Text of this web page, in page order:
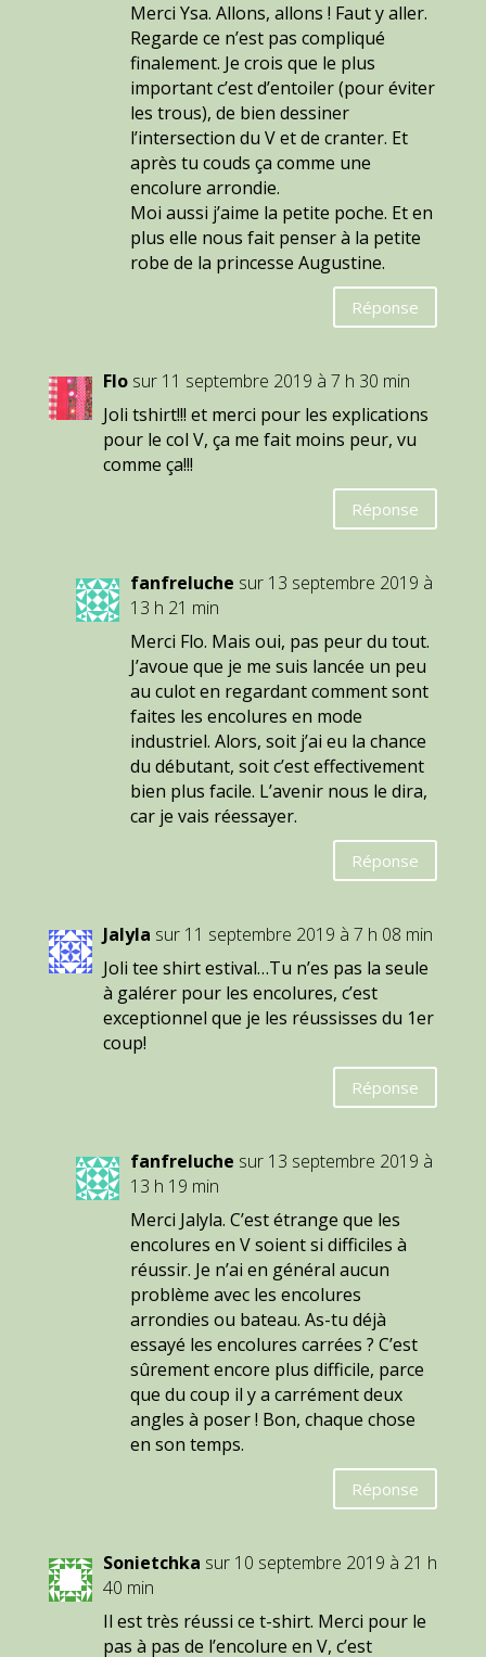
Merci Ysa. Allons, allons ! Faut y aller.
Regarde ce n’est pas compliqué
finalement. Je crois que le plus
important c’est d’entoiler (pour éviter
les trous), de bien dessiner
l’intersection du V et de cranter. Et
après tu couds ça comme une
encolure arrondie.
Moi aussi j’aime la petite poche. Et en
plus elle nous fait penser à la petite
robe de la princesse Augustine.
Réponse
Flo sur 11 septembre 2019 à 7 h 30 min
Joli tshirt!!! et merci pour les explications
pour le col V, ça me fait moins peur, vu
comme ça!!!
Réponse
fanfreluche sur 13 septembre 2019 à
13 h 21 min
Merci Flo. Mais oui, pas peur du tout.
J’avoue que je me suis lancée un peu
au culot en regardant comment sont
faites les encolures en mode
industriel. Alors, soit j’ai eu la chance
du débutant, soit c’est effectivement
bien plus facile. L’avenir nous le dira,
car je vais réessayer.
Réponse
Jalyla sur 11 septembre 2019 à 7 h 08 min
Joli tee shirt estival…Tu n’es pas la seule
à galérer pour les encolures, c’est
exceptionnel que je les réussisses du 1er
coup!
Réponse
fanfreluche sur 13 septembre 2019 à
13 h 19 min
Merci Jalyla. C’est étrange que les
encolures en V soient si difficiles à
réussir. Je n’ai en général aucun
problème avec les encolures
arrondies ou bateau. As-tu déjà
essayé les encolures carrées ? C’est
sûrement encore plus difficile, parce
que du coup il y a carrément deux
angles à poser ! Bon, chaque chose
en son temps.
Réponse
Sonietchka sur 10 septembre 2019 à 21 h
40 min
Il est très réussi ce t-shirt. Merci pour le
pas à pas de l’encolure en V, c’est